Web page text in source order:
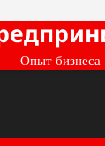
Опыт бизнеса